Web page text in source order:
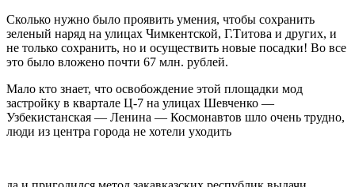
Сколько нужно было проявить умения, чтобы со­хранить
зеленый наряд на улицах Чимкентской, Г.Титова и других, и
не только сохранить, но и осу­ществить новые посадки! Во все
это было вложено почти 67 млн. рублей.
Мало кто знает, что освобождение этой площадки мод
застройку в квартале Ц-7 на улицах Шевченко —
Узбекистанская — Ленина — Космонавтов шло очень трудно,
люди из центра города не хотели уходить